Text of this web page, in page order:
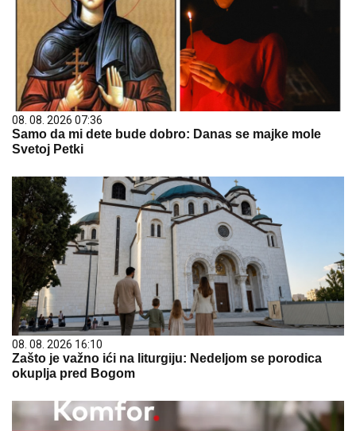
08. 08. 2026 07:36
Samo da mi dete bude dobro: Danas se majke mole
Svetoj Petki
08. 08. 2026 16:10
Zašto je važno ići na liturgiju: Nedeljom se porodica
okuplja pred Bogom